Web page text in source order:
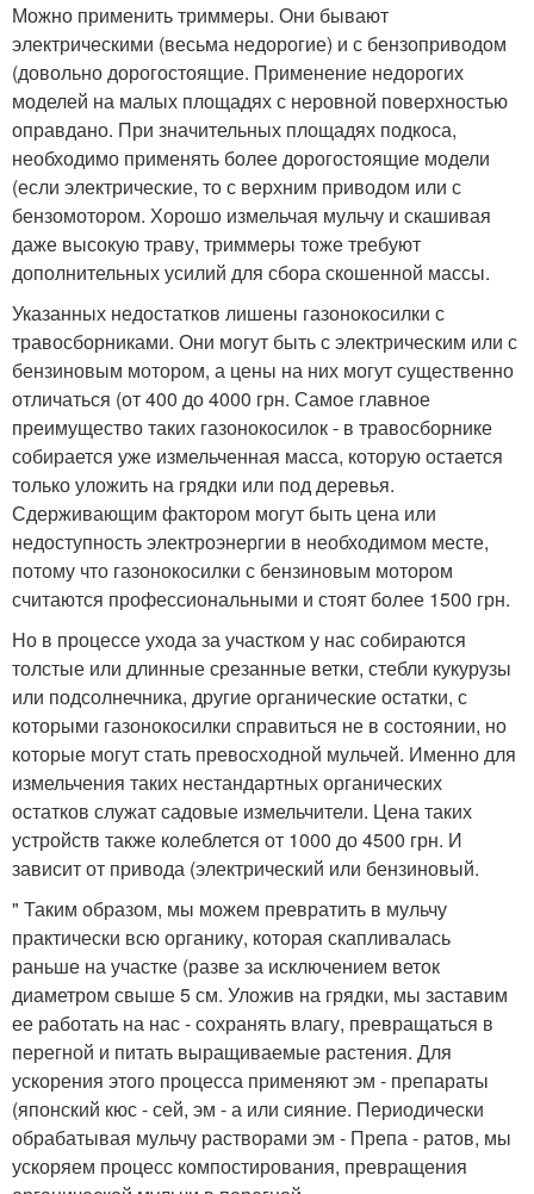
Можно применить триммеры. Они бывают
электрическими (весьма недорогие) и с бензоприводом
(довольно дорогостоящие. Применение недорогих
моделей на малых площадях с неровной поверхностью
оправдано. При значительных площадях подкоса,
необходимо применять более дорогостоящие модели
(если электрические, то с верхним приводом или с
бензомотором. Хорошо измельчая мульчу и скашивая
даже высокую траву, триммеры тоже требуют
дополнительных усилий для сбора скошенной массы.
Указанных недостатков лишены газонокосилки с
травосборниками. Они могут быть с электрическим или с
бензиновым мотором, а цены на них могут существенно
отличаться (от 400 до 4000 грн. Самое главное
преимущество таких газонокосилок - в травосборнике
собирается уже измельченная масса, которую остается
только уложить на грядки или под деревья.
Сдерживающим фактором могут быть цена или
недоступность электроэнергии в необходимом месте,
потому что газонокосилки с бензиновым мотором
считаются профессиональными и стоят более 1500 грн.
Но в процессе ухода за участком у нас собираются
толстые или длинные срезанные ветки, стебли кукурузы
или подсолнечника, другие органические остатки, с
которыми газонокосилки справиться не в состоянии, но
которые могут стать превосходной мульчей. Именно для
измельчения таких нестандартных органических
остатков служат садовые измельчители. Цена таких
устройств также колеблется от 1000 до 4500 грн. И
зависит от привода (электрический или бензиновый.
" Таким образом, мы можем превратить в мульчу
практически всю органику, которая скапливалась
раньше на участке (разве за исключением веток
диаметром свыше 5 см. Уложив на грядки, мы заставим
ее работать на нас - сохранять влагу, превращаться в
перегной и питать выращиваемые растения. Для
ускорения этого процесса применяют эм - препараты
(японский кюс - сей, эм - а или сияние. Периодически
обрабатывая мульчу растворами эм - Препа - ратов, мы
ускоряем процесс компостирования, превращения